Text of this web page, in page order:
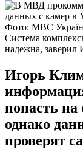
Фото: МВС
Система
надежна, заверил
Игорь
попасть на
однако
проверят